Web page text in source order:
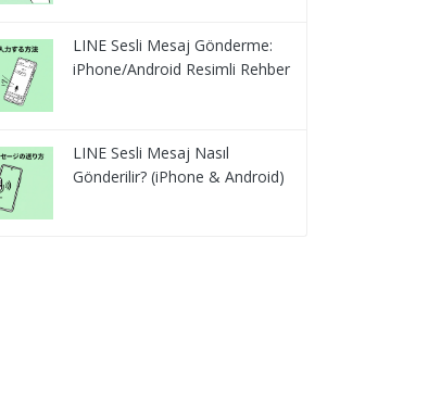
LINE Sesli Mesaj Gönderme:
iPhone/Android Resimli Rehber
LINE Sesli Mesaj Nasıl
Gönderilir? (iPhone & Android)